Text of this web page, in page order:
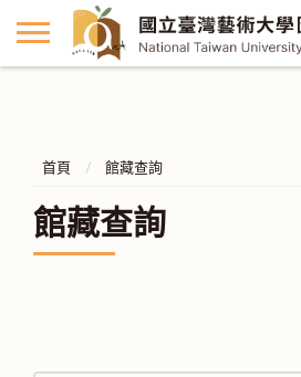
首頁 館藏查詢
館藏查詢